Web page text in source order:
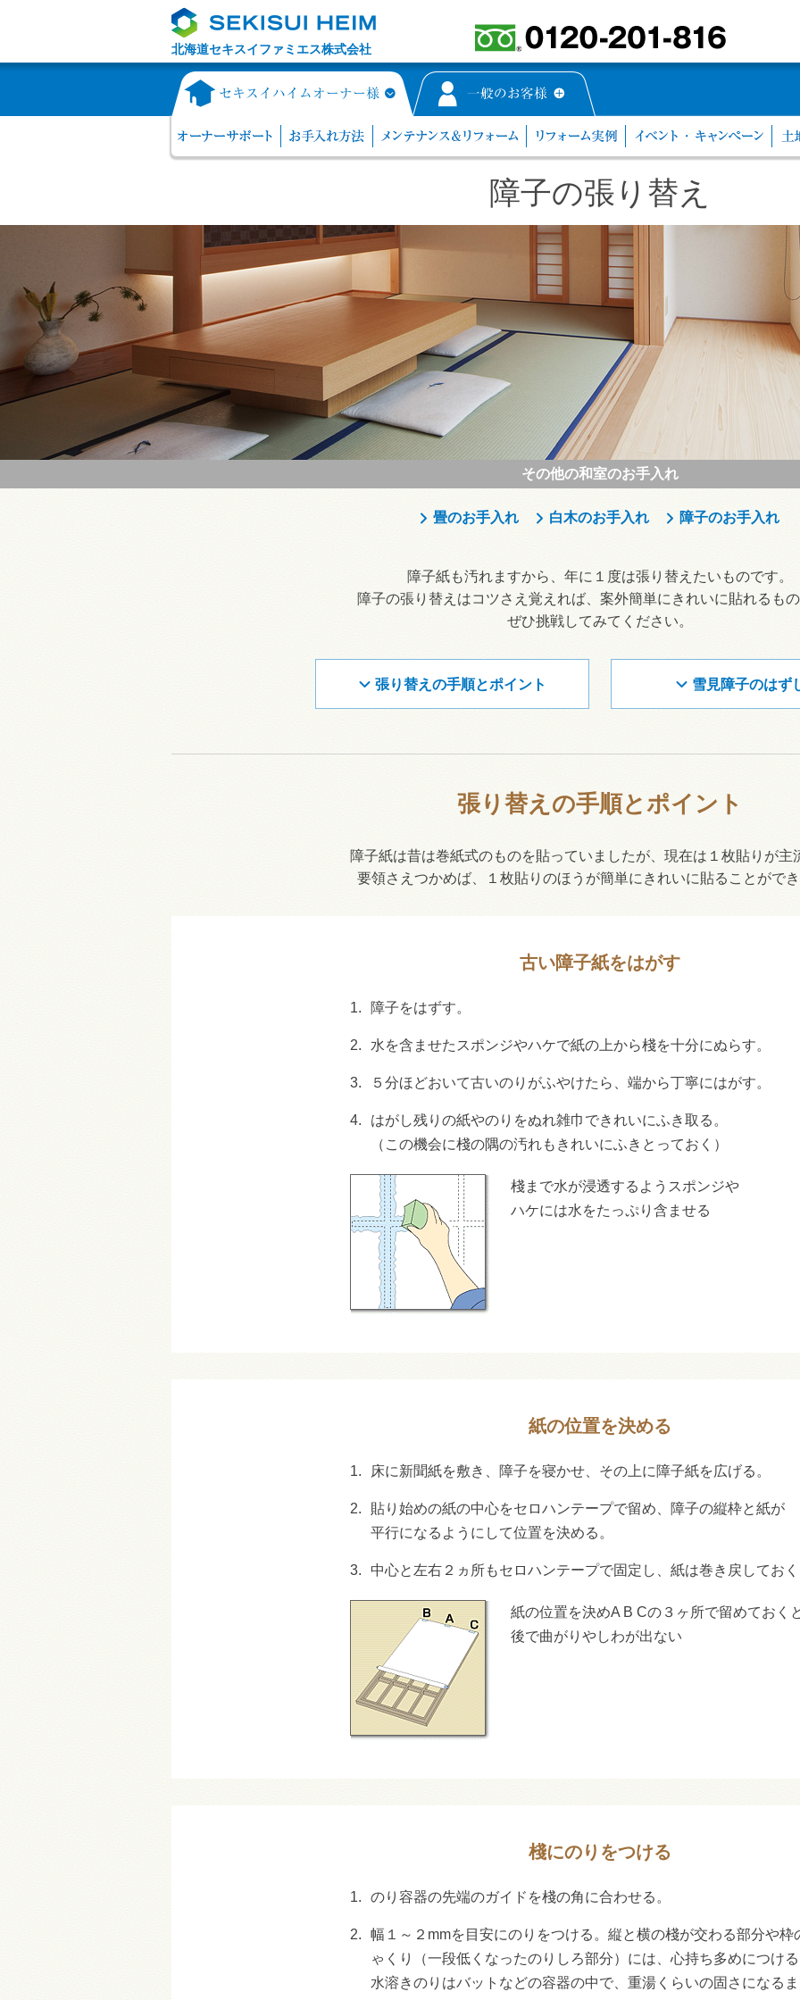
北海道セキスイファミエス株式会社
障子の張り替え
その他の和室のお手入れ
畳のお手入れ 白木のお手入れ 障子のお手入れ
障子紙も汚れますから、年に１度は張り替えたいものです。
障子の張り替えはコツさえ覚えれば、案外簡単にきれいに貼れるも
ぜひ挑戦してみてください。
張り替えの手順とポイント 雪見障子のはず
張り替えの手順とポイント
障子紙は昔は巻紙式のものを貼っていましたが、現在は１枚貼りが主
要領さえつかめば、１枚貼りのほうが簡単にきれいに貼ることがで
古い障子紙をはがす
1. 障子をはずす。
2. 水を含ませたスポンジやハケで紙の上から棧を十分にぬらす。
3. ５分ほどおいて古いのりがふやけたら、端から丁寧にはがす。
4.
はがし残りの紙やのりをぬれ雑巾できれいにふき取る。
（この機会に棧の隅の汚れもきれいにふきとっておく）
棧まで水が浸透するようスポンジや
ハケには水をたっぷり含ませる
紙の位置を決める
1. 床に新聞紙を敷き、障子を寝かせ、その上に障子紙を広げる。
2.
貼り始めの紙の中心をセロハンテープで留め、障子の縦枠と紙が
平行になるようにして位置を決める。
3. 中心と左右２ヵ所もセロハンテープで固定し、紙は巻き戻してお
紙の位置を決めA B Cの３ヶ所で留めておく
後で曲がりやしわが出ない
棧にのりをつける
1. のり容器の先端のガイドを棧の角に合わせる。
2.
幅１～２mmを目安にのりをつける。縦と横の棧が交わる部分や枠
ゃくり（一段低くなったのりしろ部分）には、心持ち多めにつけ
水溶きのりはバットなどの容器の中で、重湯くらいの固さになる